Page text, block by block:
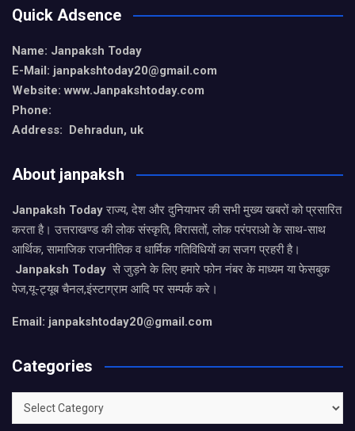
Quick Adsence
Name: Janpaksh Today
E-Mail: janpakshtoday20@gmail.com
Website: www.Janpakshtoday.com
Phone:
Address: Dehradun, uk
About janpaksh
Janpaksh Todayराज्य, देश और दुनियाभर की सभी मुख्य खबरों को प्रसारित
करता है। उत्तराखण्ड की लोक संस्कृति, विरासतों, लोक परंपराओ के साथ-साथ
आर्थिक, सामाजिक राजनीतिक व धार्मिक गतिविधियों का सजग प्रहरी है।
Janpaksh Today से जुड़ने के लिए हमारे फोन नंबर के माध्यम या फेसबुक
पेज,यू-ट्यूब चैनल,इंस्टाग्राम आदि पर सम्पर्क करे।
Email: janpakshtoday20@gmail.com
Categories
Categories